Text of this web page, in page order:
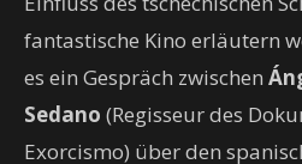
fantastische Kino erläutern
es ein Gespräch zwischen
Sedano (Regisseur des
Exorcismo) über den